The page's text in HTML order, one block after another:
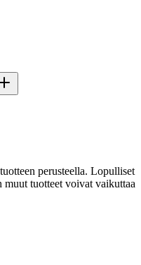
perusteella. Lopulliset
muut tuotteet voivat vaikuttaa